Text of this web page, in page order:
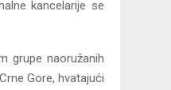
kancelarije se
grupe naoružanih
Gore, hvatajući